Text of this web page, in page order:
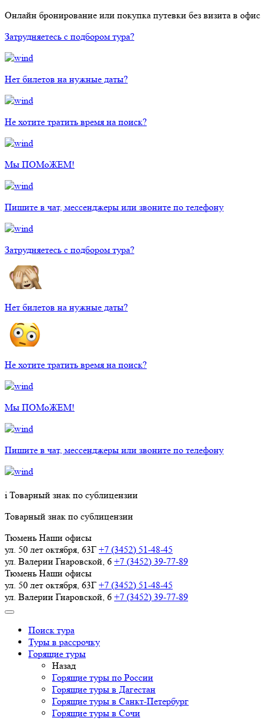
Онлайн бронирование или покупка путевки без визита в офис
Затрудняетесь с подбором тура?
Нет билетов на нужные даты?
Не хотите тратить время на поиск?
Мы ПОМоЖЕМ!
Пишите в чат, мессенджеры или звоните по телефону
Затрудняетесь с подбором тура?
Нет билетов на нужные даты?
Не хотите тратить время на поиск?
Мы ПОМоЖЕМ!
Пишите в чат, мессенджеры или звоните по телефону
i Товарный знак по сублицензии
Товарный знак по сублицензии
Тюмень Наши офисы
ул. 50 лет октября, 63Г +7 (3452) 51-48-45
ул. Валерии Гнаровской, 6 +7 (3452) 39-77-89
Тюмень Наши офисы
ул. 50 лет октября, 63Г +7 (3452) 51-48-45
ул. Валерии Гнаровской, 6 +7 (3452) 39-77-89
Поиск тура
Туры в рассрочку
Горящие туры
Назад
Горящие туры по России
Горящие туры в Дагестан
Горящие туры в Санкт-Петербург
Горящие туры в Сочи